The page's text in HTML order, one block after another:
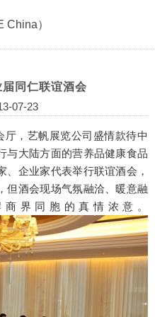
China）
同仁联谊酒会
07-23
，艺帆展览公司盛情款待中
与大陆方面的营养品健康食品
企业家代表举行联谊酒会，
但酒会现场气氛融洽、暖意融
界同胞的真情浓意。